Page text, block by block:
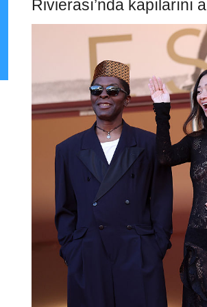
Rivierası’nda kapılarını